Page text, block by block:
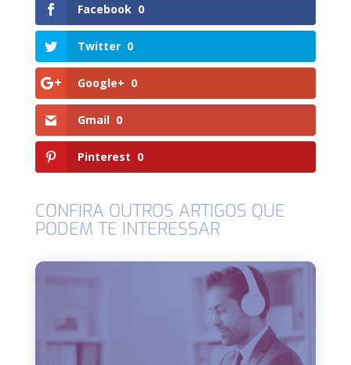
Facebook 0
Twitter 0
Google+ 0
Gmail 0
Pinterest 0
CONFIRA OUTROS ARTIGOS QUE
PODEM TE INTERESSAR